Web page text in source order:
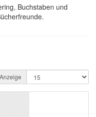
Buchstaben und
Anzeige